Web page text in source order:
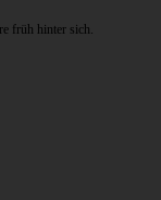
früh hinter sich.